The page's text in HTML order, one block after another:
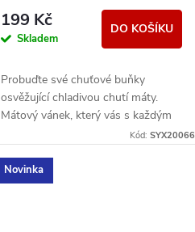
199 Kč
Skladem
DO KOŠÍKU
Probuďte své chuťové buňky
osvěžující chladivou chutí máty.
Mátový vánek, který vás s každým
Kód:SYX20066
Novinka